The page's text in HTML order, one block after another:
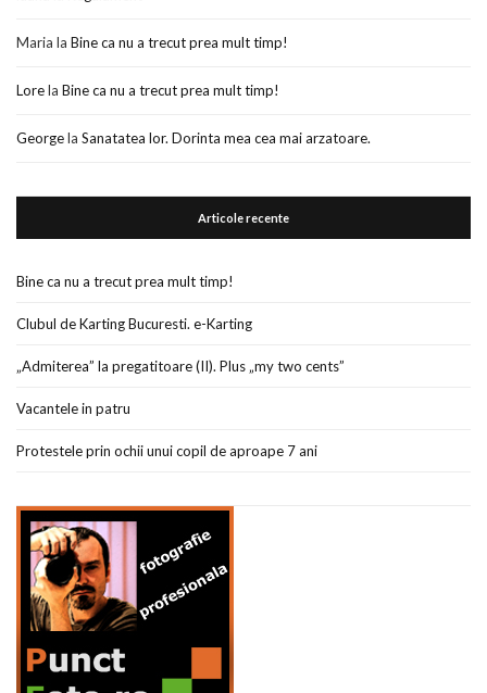
Maria la Bine ca nu a trecut prea mult timp!
Lorela Bine ca nu a trecut prea mult timp!
Georgela Sanatatea lor. Dorinta mea cea mai arzatoare.
Articole recente
Bine ca nu a trecut prea mult timp!
Clubul de Karting Bucuresti. e-Karting
„Admiterea” la pregatitoare (II). Plus „my two cents”
Vacantele in patru
Protestele prin ochii unui copil de aproape 7 ani